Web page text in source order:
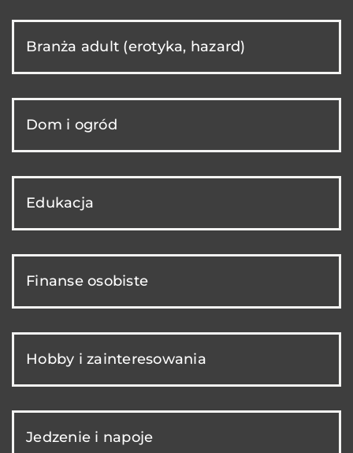
Branża adult (erotyka, hazard)
Dom i ogród
Edukacja
Finanse osobiste
Hobby i zainteresowania
Jedzenie i napoje